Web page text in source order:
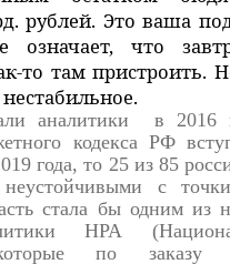
рублей. Это ваша
означает, что
то там пристроить.
аналитики
в 2016
кодекса РФ
года, то 25 из 85
с
стала бы одним из
НРА
по заказу